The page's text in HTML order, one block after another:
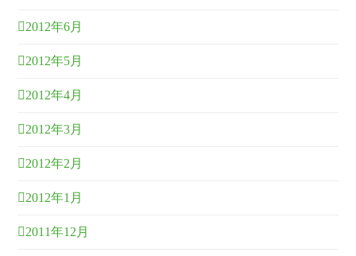
2012年6月
2012年5月
2012年4月
2012年3月
2012年2月
2012年1月
2011年12月